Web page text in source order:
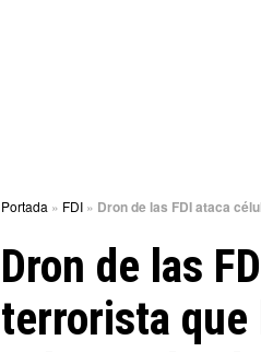
Portada » FDI» Dron de las FDI ataca
Dron de las
terrorista que